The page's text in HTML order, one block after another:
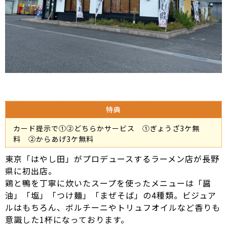
特典
カード提示で①②どちらかサービス ①ぎょうざ3ケ無
料 ②からあげ3ケ無料
東京「はやし田」がプロデュースするラーメン店が長野
県に初出店。
鶏と鴨を丁寧に炊いたスープを使ったメニューは「醤
油」「塩」「つけ麺」「まぜそば」の4種類。ビジュア
ルはもちろん、ボルチーニやトリュフオイルなど香りも
意識した1杯になっております。